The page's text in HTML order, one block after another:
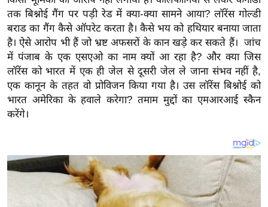
2
0
2
6
क्रा
इ
म
पे
प
तक बिश्नोई गैंग पर पड़ी रेड में क्या-क्या सामने आया? लॉरेंस गोल्डी
बराड का गैंग कैसे ऑपरेट करता है। कैसे भय को हथियार बनाया जाता
है। ऐसे आरोप भी हैं जो भ्रष्ट अफसरों के कान खड़े कर सकते हैं। जांच
में पंजाब के एक एसएओ का नाम क्यों आ रहा है? और क्या जिस
लॉरेंस को भारत में एक ही जेल से दूसरी जेल ले जाना संभव नहीं है,
एक कानून के तहत वो प्रोविजन किया गया है। उस लॉरेंस बिश्नोई को
भारत अमेरिका के हवाले करेगा? तमाम मुद्दों का एमआरआई स्कैन
करेंगे।